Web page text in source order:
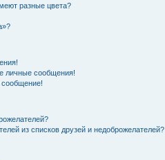
разные цвета?
личные сообщения!
сообщение!
из списков друзей и недоброжелателей?